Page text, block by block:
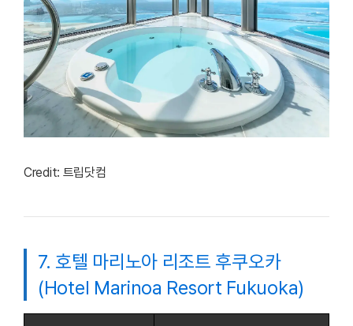
Credit: 트립닷컴
7. 호텔 마리노아 리조트 후쿠오카
(Hotel Marinoa Resort Fukuoka)